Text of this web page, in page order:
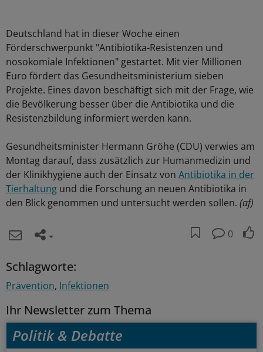
Deutschland hat in dieser Woche einen
Förderschwerpunkt "Antibiotika-Resistenzen und
nosokomiale Infektionen" gestartet. Mit vier Millionen
Euro fördert das Gesundheitsministerium sieben
Projekte. Eines davon beschäftigt sich mit der Frage, wie
die Bevölkerung besser über die Antibiotika und die
Resistenzbildung informiert werden kann.
Gesundheitsminister Hermann Gröhe (CDU) verwies am
Montag darauf, dass zusätzlich zur Humanmedizin und
der Klinikhygiene auch der Einsatz von Antibiotika in der
Tierhaltung und die Forschung an neuen Antibiotika in
den Blick genommen und untersucht werden sollen. (af)
0
Schlagworte:
Prävention Infektionen
Ihr Newsletter zum Thema
Politik & Debatte